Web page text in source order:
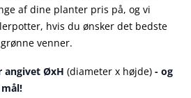
af dine planter pris på, og vi
hvis du ønsker det bedste
venner.
angivet ØxH (diameter x højde) - og